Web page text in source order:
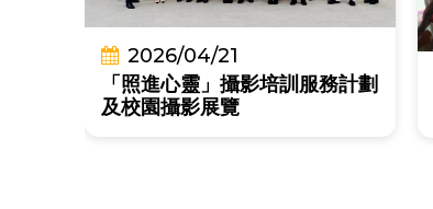
2026/04/21
「照進心靈」攝影培訓服務計劃
及校園攝影展覽